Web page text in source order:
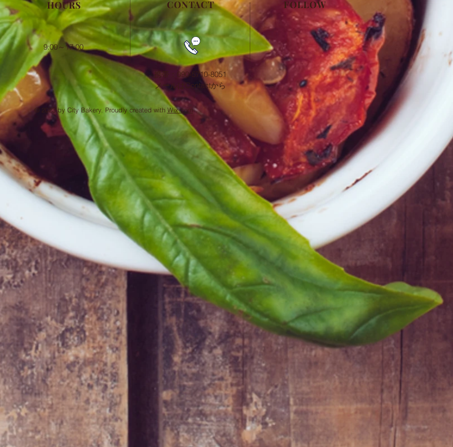
HOURS
​9:00～17:00
CONTACT FOLLOW
携帯：090-5710-8051
​メールはContactから
© 2023 by City Bakery. Proudly created with Wix.com